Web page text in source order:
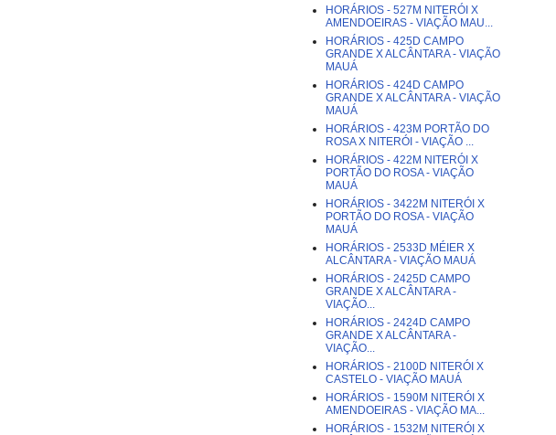
HORÁRIOS - 527M NITERÓI X
AMENDOEIRAS - VIAÇÃO MAU...
HORÁRIOS - 425D CAMPO
GRANDE X ALCÂNTARA - VIAÇÃO
MAUÁ
HORÁRIOS - 424D CAMPO
GRANDE X ALCÂNTARA - VIAÇÃO
MAUÁ
HORÁRIOS - 423M PORTÃO DO
ROSA X NITERÓI - VIAÇÃO ...
HORÁRIOS - 422M NITERÓI X
PORTÃO DO ROSA - VIAÇÃO
MAUÁ
HORÁRIOS - 3422M NITERÓI X
PORTÃO DO ROSA - VIAÇÃO
MAUÁ
HORÁRIOS - 2533D MÉIER X
ALCÂNTARA - VIAÇÃO MAUÁ
HORÁRIOS - 2425D CAMPO
GRANDE X ALCÂNTARA -
VIAÇÃO...
HORÁRIOS - 2424D CAMPO
GRANDE X ALCÂNTARA -
VIAÇÃO...
HORÁRIOS - 2100D NITERÓI X
CASTELO - VIAÇÃO MAUÁ
HORÁRIOS - 1590M NITERÓI X
AMENDOEIRAS - VIAÇÃO MA...
HORÁRIOS - 1532M NITERÓI X